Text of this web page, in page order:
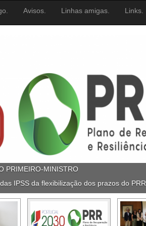
Avisos. Linhas amigas. Links.
PRIMEIRO-MINISTRO
IPSS da flexibilização dos prazos do PRR